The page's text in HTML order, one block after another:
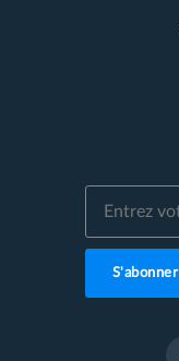
S'abonner